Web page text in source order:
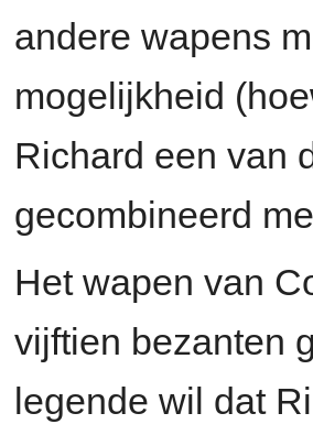
andere wapens
mogelijkheid
Richard een van
gecombineerd
Het wapen van
vijftien bezanten
legende wil dat